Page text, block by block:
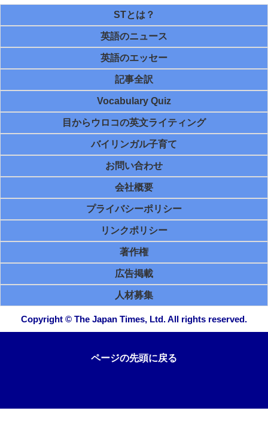
STとは？
英語のニュース
英語のエッセー
記事全訳
Vocabulary Quiz
目からウロコの英文ライティング
バイリンガル子育て
お問い合わせ
会社概要
プライバシーポリシー
リンクポリシー
著作権
広告掲載
人材募集
Copyright © The Japan Times, Ltd. All rights reserved.
ページの先頭に戻る